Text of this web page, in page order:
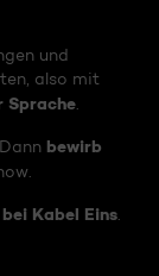
und
also mit
Sprache
bewirb
Kabel Eins